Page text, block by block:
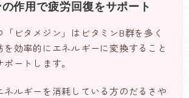
作用で疲労回復をサポート
「ビタメジン」はビタミンB群を多く
を効率的にエネルギーに変換すること
ートします。
ネルギーを消耗している方のだるさや